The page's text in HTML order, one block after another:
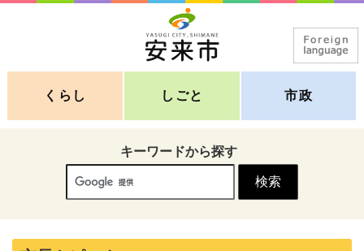
くらし しごと 市政
キーワードから探す